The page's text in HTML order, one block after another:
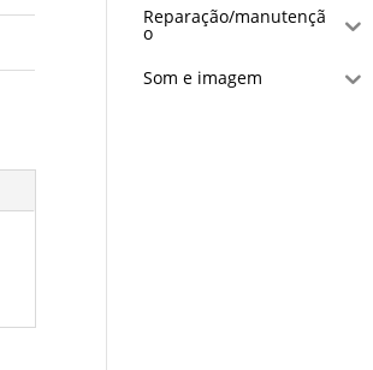
Reparação/manutençã
o
Som e imagem